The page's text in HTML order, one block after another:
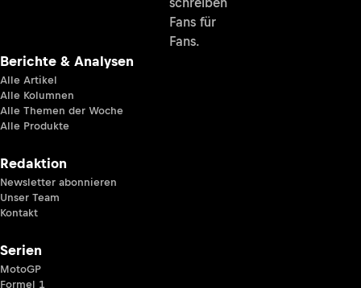
Fans für
Fans.
Berichte & Analysen
Alle Artikel
Alle Kolumnen
Alle Themen der Woche
Alle Produkte
Redaktion
Newsletter abonnieren
Unser Team
Kontakt
Serien
MotoGP
Formel 1